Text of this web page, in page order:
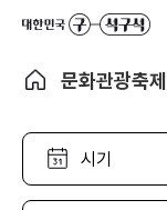
문화관광축제
시
선
택